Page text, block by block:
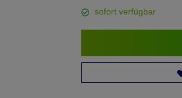
sofort verfügbar